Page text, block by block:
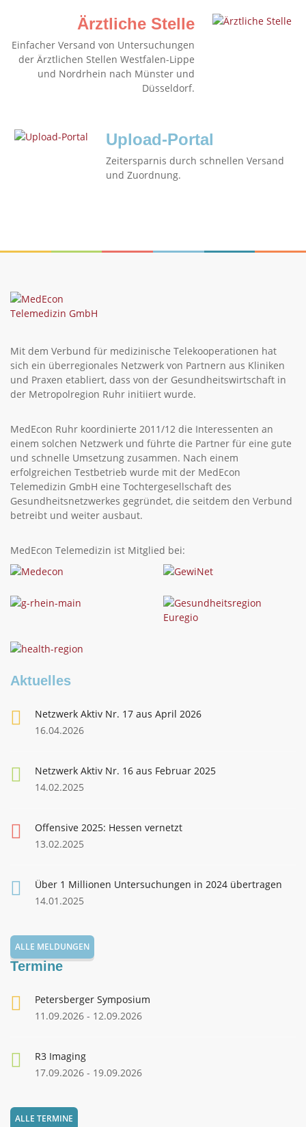
Ärztliche Stelle
Einfacher Versand von Untersuchungen
der Ärztlichen Stellen Westfalen-Lippe
und Nordrhein nach Münster und
Düsseldorf.
Upload-Portal
Zeitersparnis durch schnellen Versand
und Zuordnung.
Mit dem Verbund für medizinische Telekooperationen hat
sich ein überregionales Netzwerk von Partnern aus Kliniken
und Praxen etabliert, dass von der Gesundheitswirtschaft in
der Metropolregion Ruhr initiiert wurde.
MedEcon Ruhr koordinierte 2011/12 die Interessenten an
einem solchen Netzwerk und führte die Partner für eine gute
und schnelle Umsetzung zusammen. Nach einem
erfolgreichen Testbetrieb wurde mit der MedEcon
Telemedizin GmbH eine Tochtergesellschaft des
Gesundheitsnetzwerkes gegründet, die seitdem den Verbund
betreibt und weiter ausbaut.
MedEcon Telemedizin ist Mitglied bei:
Aktuelles
Netzwerk Aktiv Nr. 17 aus April 2026
16.04.2026
Netzwerk Aktiv Nr. 16 aus Februar 2025
14.02.2025
Offensive 2025: Hessen vernetzt
13.02.2025
Über 1 Millionen Untersuchungen in 2024 übertragen
14.01.2025
ALLE MELDUNGEN
Termine
Petersberger Symposium
11.09.2026 - 12.09.2026
R3 Imaging
17.09.2026 - 19.09.2026
ALLE TERMINE